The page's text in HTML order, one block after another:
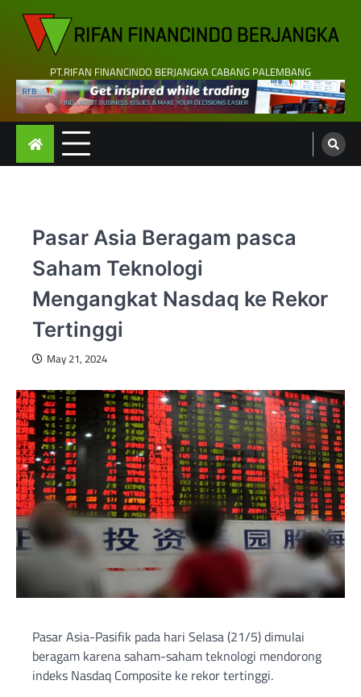
content
PT.RIFAN FINANCINDO BERJANGKA CABANG PALEMBANG
Pasar Asia Beragam pasca
Saham Teknologi
Mengangkat Nasdaq ke Rekor
Tertinggi
May 21, 2024
Pasar Asia-Pasifik pada hari Selasa (21/5) dimulai
beragam karena saham-saham teknologi mendorong
indeks Nasdaq Composite ke rekor tertinggi.